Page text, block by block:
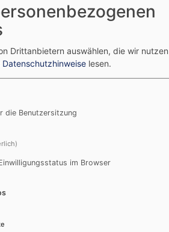
fand ein ganz besonderer
der Narrhalla Erding, Alida
übergab den Stadtschlüssel
über Erding. Was zu Beginn der
wurde nun mit der Rückgabe
Drittanbietern auswählen, die wir
Datenschutzhinweise lesen.
die Benutzersitzung
im Browser